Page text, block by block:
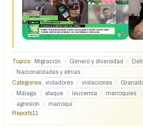
#EleccionesAnticipadasYa #españa
#stopagresiones
#deportacionesYA #stopilegales
https://www.facebook.com/share/v/
presuntamente ha intentado violar a una
en Zafarraya en Granada se trata de la
el que vamos a hablar esta mañana que
Zafarraya en el pueblo ella le pide
se presenta en el bar y sorprende a este
su hija pero el joven huyó y ahora se le
eso lo tenía este hombre premeditado y
Topics Migración Género y diversidad
Nacionalidades y etnias
Categories violadores violaciones
Málaga
ataque leucemia marroquíes
agresión
marroquí
Reports11